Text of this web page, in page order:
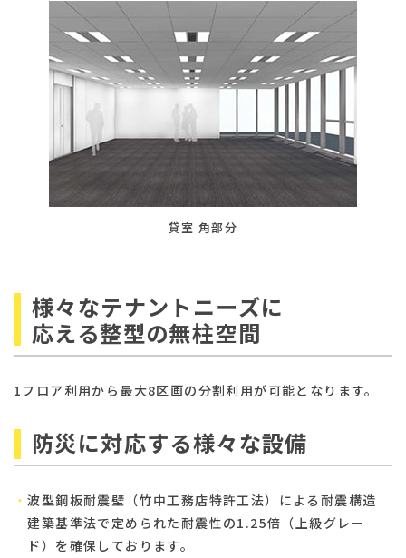
貸室 角部分
様々なテナントニーズに
応える整型の無柱空間
1フロア利用から最大8区画の分割利用が可能となります。
防災に対応する様々な設備
波型鋼板耐震壁（竹中工務店特許工法）による耐震構造
建築基準法で定められた耐震性の1.25倍（上級グレー
ド）を確保しております。